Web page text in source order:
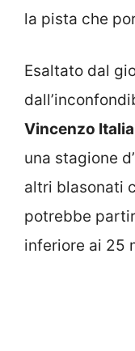
la pista che
Esaltato dal
Vincenzo
una stagione
altri blasonati
potrebbe
inferiore ai 25